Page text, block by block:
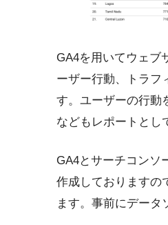
GA4を用いてウェブ
ーザー行動、トラフ
す。ユーザーの行動
などもレポートとし
GA4とサーチコンソ
作成しておりますの
ます。事前にデータ